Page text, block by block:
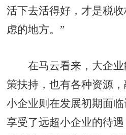
活下去活得好，才是税
虑的地方。”
在马云看来，大企业
策扶持，也有各种资源
小企业则在发展初期面
享受了远超小企业的待遇